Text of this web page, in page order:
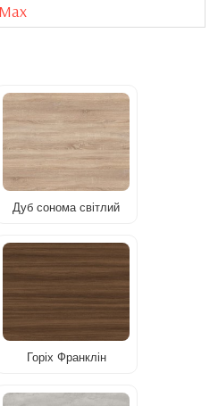
Дуб сонома світлий
Горіх Франклін